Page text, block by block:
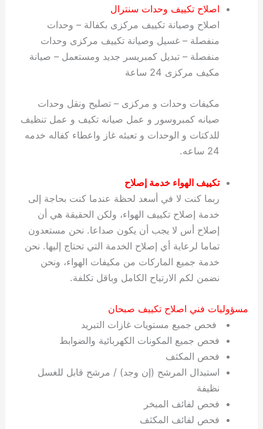
اصلاح تكييف وحدات سنترال
اصلاح وصيانة تكييف مركزى بكفالة – وحدات
منفصلة – غسيل وصيانة تكييف مركزى وحدات
منفصلة – تبديل كمبريسر جديد ومستعمل – صيانة
مكيف مركزى 24 ساعة
مكيفات وحدات و مركزى – تصليح ونقل وحدات
صيانه كمبروسور و عمل صيانه تكيف و عمل تنظيف
للدكتات و الوحدات و تعبئه غاز واعطاء كفاله خدمه
24 ساعه.
تكييف الهواءخدمةإصلاح
ربما كنت لا في أسعد لحظة عندما كنت بحاجة إلى
خدمة إصلاح تكييف الهواء، ولكن الحقيقة هي أن
إصلاح أس لا يجب أن يكون صداعا. نحن مستعدون
تماما لرعاية أي إصلاح الخدمة التي تحتاج إليها. نحن
خدمة جميع الماركات من مكيفات الهواء، ونحن
نضمن لكم الارتياح الكامل وباقل تكلفة.
مسؤوليات فني اصلاح تكييف صبحان
فحص جميع مستويات غازات التبريد
فحص جميع المكونات الكهربائية والضوابط
فحص المكثف
استبدال المرشح (إن وجد) / مرشح قابل للغسل
نظيفة
فحص لفائف المبخر
فحص لفائف المكثف